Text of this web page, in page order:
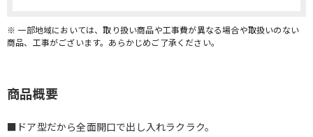
※ 一部地域においては、取り扱い商品や工事費が異なる場合や取扱いのない
商品、工事がございます。あらかじめご了承ください。
商品概要
■ドア型だから全面開口で出し入れラクラク。